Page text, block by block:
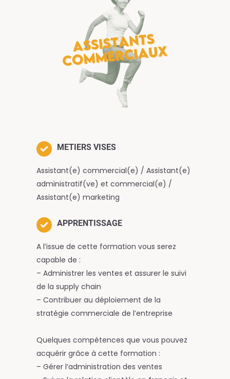
METIERS VISES
Assistant(e) commercial(e) / Assistant(e)
administratif(ve) et commercial(e) /
Assistant(e) marketing
APPRENTISSAGE
A l’issue de cette formation vous serez
capable de :
– Administrer les ventes et assurer le suivi
de la supply chain
– Contribuer au déploiement de la
stratégie commerciale de l’entreprise
Quelques compétences que vous pouvez
acquérir grâce à cette formation :
– Gérer l’administration des ventes